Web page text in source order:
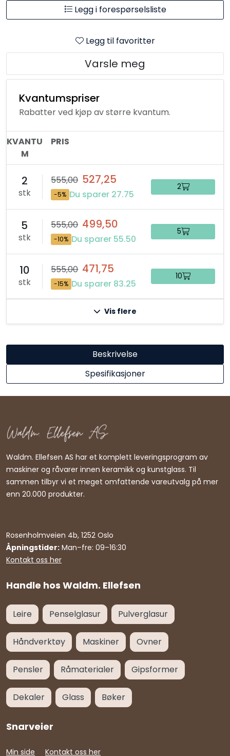
Legg i forespørselsliste
Legg til favoritter
Varsle meg
Kvantumspriser
Rabatter ved kjøp av større kvantum.
KVANTU
M
PRIS
2
stk
555,00 527,25
-5% Du sparer 27.75
2
5
stk
555,00 499,50
-10% Du sparer 55.50
5
10
stk
555,00 471,75
-15% Du sparer 83.25
10
Vis flere
Beskrivelse
Spesifikasjoner
Handle hos Waldm. Ellefsen
Waldm. Ellefsen AS har et komplett leveringsprogram av
maskiner og råvarer innen keramikk og kunstglass. Til
sammen tilbyr vi et meget omfattende vareutvalg på mer
enn 20.000 produkter.
Rosenholmveien 4b, 1252 Oslo
Åpningstider: Man–fre: 09–16:30
Kontakt oss her
Leire Penselglasur Pulverglasur
Håndverktøy Maskiner Ovner
Pensler Råmaterialer Gipsformer
Dekaler Glass Bøker
Min side Kontakt oss her
Snarveier